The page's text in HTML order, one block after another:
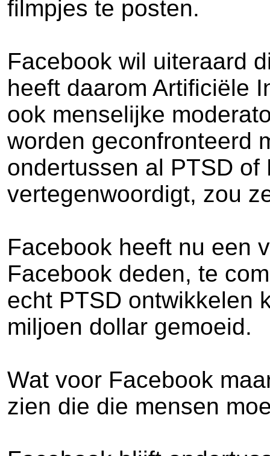
filmpjes te posten.
Facebook wil uiteraard
heeft daarom Artificiële
ook menselijke
worden geconfronteerd
ondertussen al PTSD
vertegenwoordigt, zou
Facebook heeft nu een
Facebook deden, te
echt PTSD ontwikkelen
miljoen dollar gemoeid.
Wat voor Facebook
zien die die mensen